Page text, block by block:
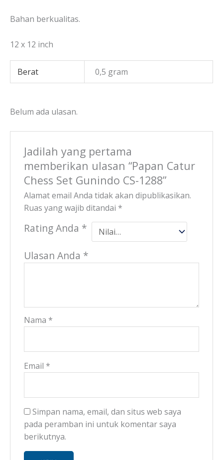
Bahan berkualitas.
12 x 12 inch
Berat 0,5 gram
Belum ada ulasan.
Jadilah yang pertama
memberikan ulasan “Papan Catur
Chess Set Gunindo CS-1288”
Alamat email Anda tidak akan dipublikasikan.
Ruas yang wajib ditandai *
Rating Anda *
Ulasan Anda *
Nama *
Email *
Simpan nama, email, dan situs web saya
pada peramban ini untuk komentar saya
berikutnya.